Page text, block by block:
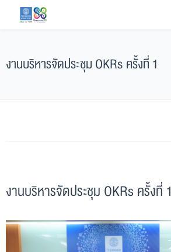
งานบริหารจัดประชุม OKRs ครั้งที่ 1
งานบริหารจัดประชุม OKRs ครั้งที่ 1